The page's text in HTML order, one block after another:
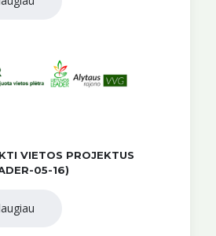
VIETOS PROJEKTUS
05-16)